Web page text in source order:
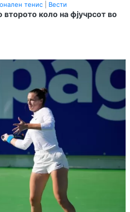
тенис Вести
второто коло на фјучрсот во